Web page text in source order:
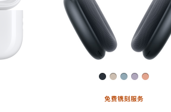
免费镌刻服务